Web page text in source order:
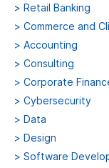
> Retail Banking
> Commerce and
> Accounting
> Consulting
> Corporate
> Cybersecurity
> Data
> Design
> Software